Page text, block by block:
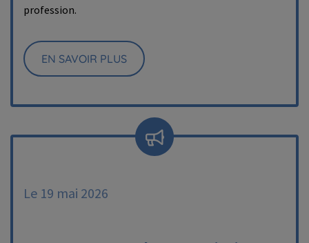
profession.
EN SAVOIR PLUS
Le 19 mai 2026